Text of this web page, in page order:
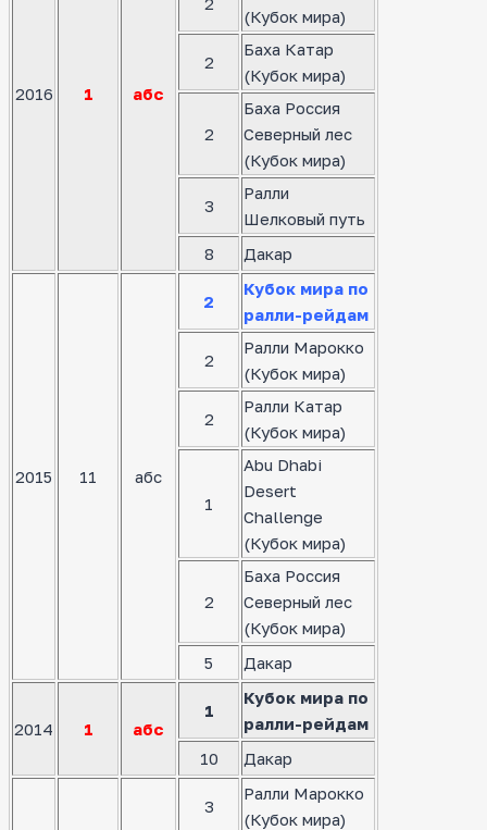
2016 1 абс
(Кубок мира)
2
Баха Катар
(Кубок мира)
2
Баха Россия
Северный лес
(Кубок мира)
3
Ралли
Шелковый путь
8
Дакар
2015 11 абс
2
Кубок мира по
ралли-рейдам
2
Ралли Марокко
(Кубок мира)
2
Ралли Катар
(Кубок мира)
1
Abu Dhabi
Desert
Challenge
(Кубок мира)
2
Баха Россия
Северный лес
(Кубок мира)
5
Дакар
2014 1 абс
1
Кубок мира по
ралли-рейдам
10
Дакар
3
Ралли Марокко
(Кубок мира)